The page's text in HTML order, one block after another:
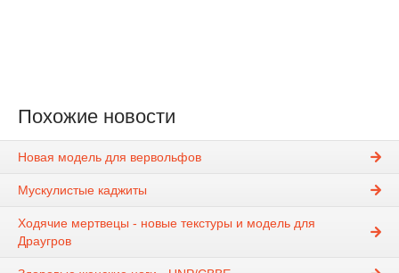
Похожие новости
Новая модель для вервольфов
Мускулистые каджиты
Ходячие мертвецы - новые текстуры и модель для
Драугров